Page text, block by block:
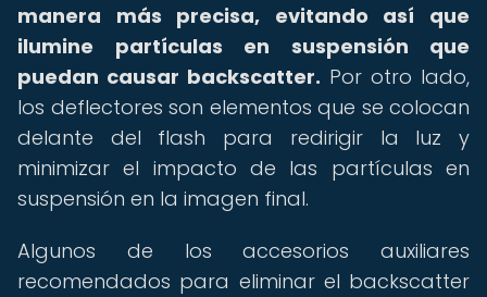
manera más precisa, evitando así que
ilumine partículas en suspensión que
puedan causar backscatter. Por otro lado,
los deflectores son elementos que se colocan
delante del flash para redirigir la luz y
minimizar el impacto de las partículas en
suspensión en la imagen final.
Algunos de los accesorios auxiliares
recomendados para eliminar el backscatter